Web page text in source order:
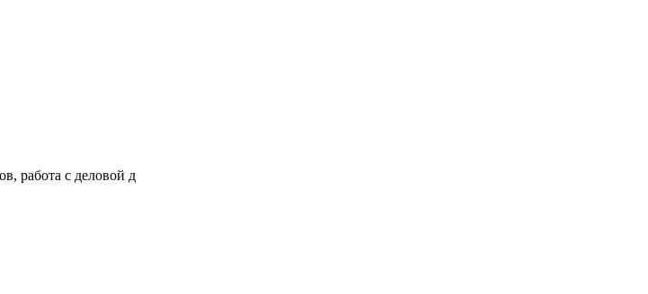
работа с деловой д